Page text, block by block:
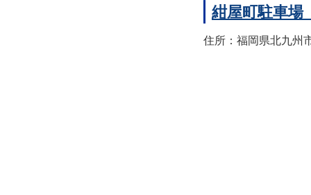
紺屋町駐車場
住所：福岡県北九州